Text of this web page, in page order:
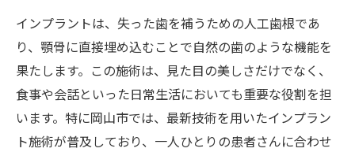
れ
初回相談から施術までのステップ
岡山市でのインプラント施術前の準備
施術中の注意点と患者の役割
専門家による施術後のフォローアップ
インプラントは、失った歯を補うための人工歯根であ
り、顎骨に直接埋め込むことで自然の歯のような機能を
果たします。この施術は、見た目の美しさだけでなく、
食事や会話といった日常生活においても重要な役割を担
います。特に岡山市では、最新技術を用いたインプラン
ト施術が普及しており、一人ひとりの患者さんに合わせ